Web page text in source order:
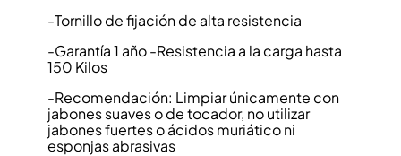
-Tornillo de fijación de alta resistencia
-Garantía 1 año -Resistencia a la carga hasta
150 Kilos
-Recomendación: Limpiar únicamente con
jabones suaves o de tocador, no utilizar
jabones fuertes o ácidos muriático ni
esponjas abrasivas